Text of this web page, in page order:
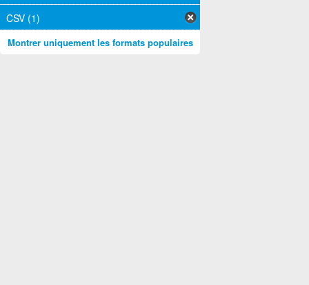
CSV (1)
Montrer uniquement les formats populaires